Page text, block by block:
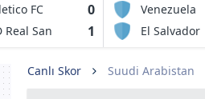
FC 0
Real San
1
Venezuela
El Salvador
Canlı Skor Suudi Arabistan